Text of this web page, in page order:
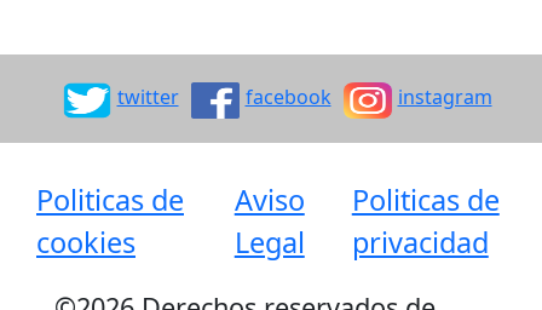
twitter facebook instagram
Politicas de
cookies
Aviso
Legal
Politicas de
privacidad